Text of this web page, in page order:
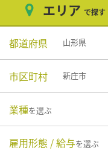
エリア で探す
都道府県 山形県
市区町村 新庄市
業種を選ぶ
雇用形態 / 給与を選ぶ